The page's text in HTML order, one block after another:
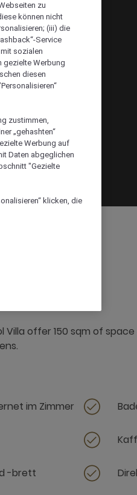
Villa offer 150 sqm of
im Zimmer
-brett
zu
können nicht
(iii) die
Service
sozialen
gezielte Werbung
diesen
zustimmen,
„gehashten“
Werbung auf
Daten abgeglichen
"Gezielte
klicken, die